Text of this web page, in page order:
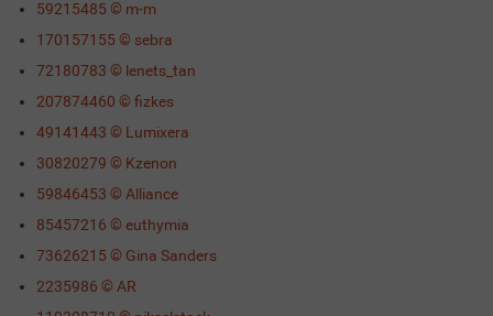
59215485 © m-m
170157155 © sebra
72180783 © lenets_tan
207874460 © fizkes
49141443 © Lumixera
30820279 © Kzenon
59846453 © Alliance
85457216 © euthymia
73626215 © Gina Sanders
2235986 © AR